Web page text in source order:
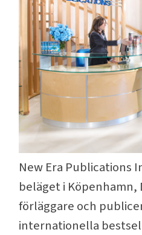
New Era Publications
beläget i Köpenhamn,
förläggare och
internationella